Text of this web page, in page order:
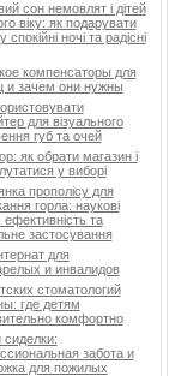
сон немовлят і дітей
віку: як подарувати
ночі та радісні
компенсаторы для
и зачем они нужны
для візуального
губ та очей
як обрати магазин і
у виборі
прополісу для
горла: наукові
та
застосування
для
и инвалидов
стоматологий
где детям
комфортно
сиделки:
забота и
для пожилых